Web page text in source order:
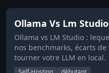
Ollama Vs Lm Studio
Ollama vs LM Studio :
nos benchmarks, écarts
tourner votre LLM en local.